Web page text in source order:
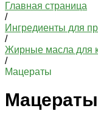
Главная страница
/
Ингредиенты для
/
Жирные масла для
/
Мацераты
Мацераты